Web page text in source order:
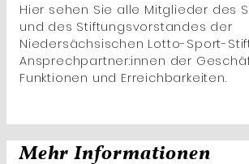
Hier sehen Sie alle Mitglieder des
und des Stiftungsvorstandes der
Niedersächsischen Lotto-Sport-
Ansprechpartner:innen der
Funktionen und Erreichbarkeiten.
Mehr Informationen